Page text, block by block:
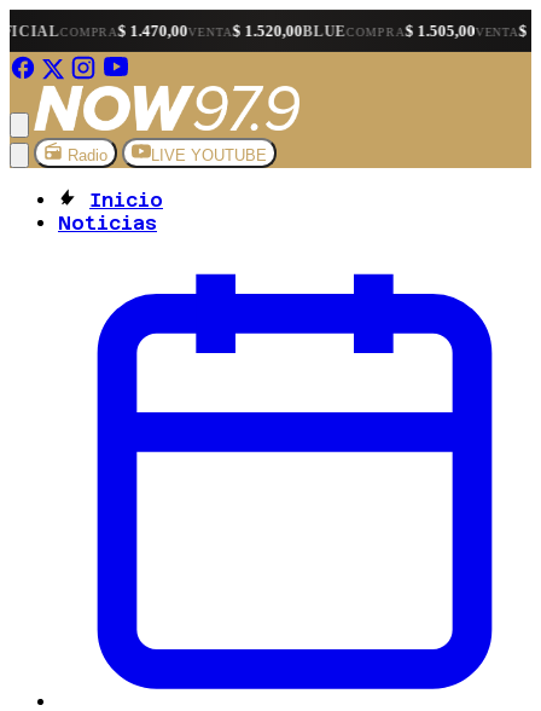
$ 1.470,00VENTA$ 1.520,00BLUECOMPRA$ 1.505,00VENTA$ 1.525,00MEP
Radio LIVE YOUTUBE
Inicio
Noticias